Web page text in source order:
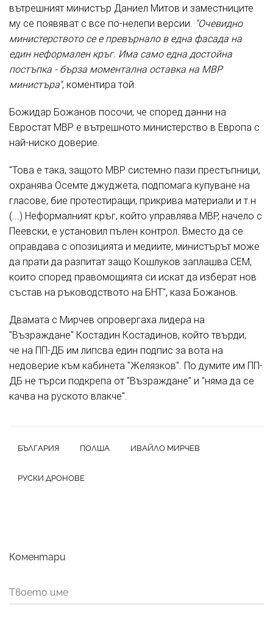
вътрешният министър Даниел Митов и заместниците
му се появяват с все по-нелепи версии. "Очевидно
министерството се е превърнало в една фасада на
един неформален кръг. Има само една достойна
постъпка - бърза моментална оставка на МВР
министъра", коментира той.
Божидар Божанов посочи, че според данни на
Евростат МВР е вътрешното министерство в Европа с
най-ниско доверие.
"Това е така, защото МВР системно пази престъпници,
охранява Осемте джуджета, подпомага купуване на
гласове, бие протестиращи, прикрива материали и т.н
(...) Неформалният кръг, който управлява МВР, начело с
Пеевски, е установил пълен контрол. Вместо да се
оправдава с опозицията и медиите, министърът може
да прати да разпитат защо Кошлуков заплашва СЕМ,
които според правомощията си искат да изберат нов
състав на ръководството на БНТ", каза Божанов.
Двамата с Мирчев опровергаха лидера на
"Възраждане" Костадин Костадинов, който твърди,
че на ПП-ДБ им липсва един подпис за вота на
недоверие към кабинета "Желязков". По думите им ПП-
ДБ не търси подкрепа от "Възраждане" и "няма да се
качва на руското влакче".
БЪЛГАРИЯ ПОЛША ИВАЙЛО МИРЧЕВ
РУСКИ ДРОНОВЕ
Коментари